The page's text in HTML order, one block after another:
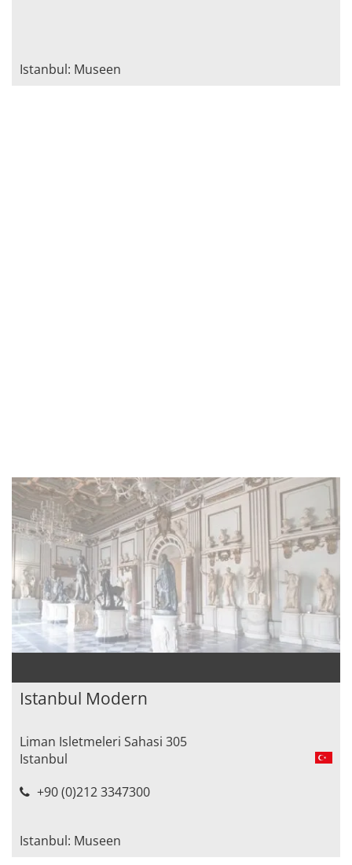
Istanbul: Museen
Istanbul Modern
Liman Isletmeleri Sahasi 305
Istanbul
+90 (0)212 3347300
Istanbul: Museen